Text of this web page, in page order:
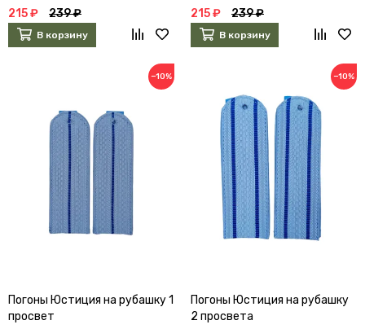
215 ₽ 239 ₽
В корзину
215 ₽ 239 ₽
В корзину
−10%
Погоны Юстиция на рубашку 1
просвет
−10%
Погоны Юстиция на рубашку
2 просвета